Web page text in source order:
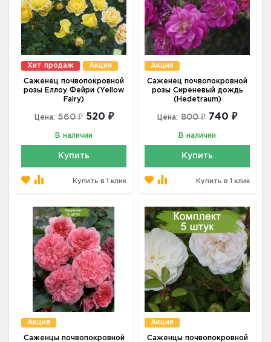
Хит продаж Акция
Саженец почвопокровной
розы Еллоу Фейри (Yellow
Fairy)
Цена: 560 ₽ 520 ₽
В наличии
Купить
Купить в 1 клик
Акция
Саженец почвопокровной
розы Сиреневый дождь
(Hedetraum)
Цена: 800 ₽ 740 ₽
В наличии
Купить
Купить в 1 клик
Акция
Саженцы почвопокровной
Акция
Саженцы почвопокровной